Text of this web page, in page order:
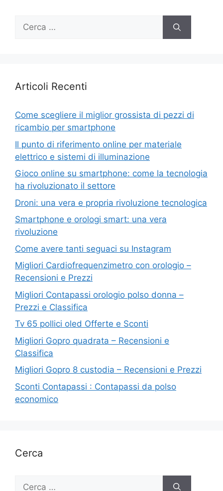
Ricerca
Articoli Recenti
Come scegliere il miglior grossista di pezzi di
ricambio per smartphone
Il punto di riferimento online per materiale
elettrico e sistemi di illuminazione
Gioco online su smartphone: come la tecnologia
ha rivoluzionato il settore
Droni: una vera e propria rivoluzione tecnologica
Smartphone e orologi smart: una vera
rivoluzione
Come avere tanti seguaci su Instagram
Migliori Cardiofrequenzimetro con orologio –
Recensioni e Prezzi
Migliori Contapassi orologio polso donna –
Prezzi e Classifica
Tv 65 pollici oled Offerte e Sconti
Migliori Gopro quadrata – Recensioni e
Classifica
Migliori Gopro 8 custodia – Recensioni e Prezzi
Sconti Contapassi : Contapassi da polso
economico
Cerca